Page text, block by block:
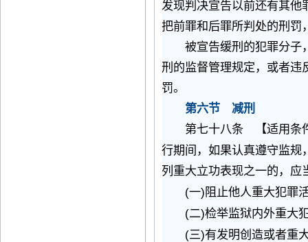
发现判决宣告以前还有其他
把前罪和后罪所判处的刑罚
被宣告缓刑的犯罪分子，
刑的监督管理规定，或者违
罚。
第六节 减刑
第七十八条 【适用条件
行期间，如果认真遵守监规
列重大立功表现之一的，应
(一) 阻止他人重大犯罪
(二)检举监狱内外重大
(三)有发明创造或者重